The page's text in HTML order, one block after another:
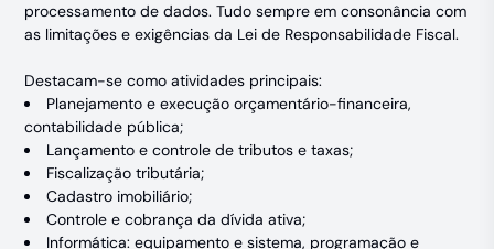
processamento de dados. Tudo sempre em consonância com
as limitações e exigências da Lei de Responsabilidade Fiscal.
Destacam-se como atividades principais:
Planejamento e execução orçamentário-financeira,
contabilidade pública;
Lançamento e controle de tributos e taxas;
Fiscalização tributária;
Cadastro imobiliário;
Controle e cobrança da dívida ativa;
Informática: equipamento e sistema, programação e